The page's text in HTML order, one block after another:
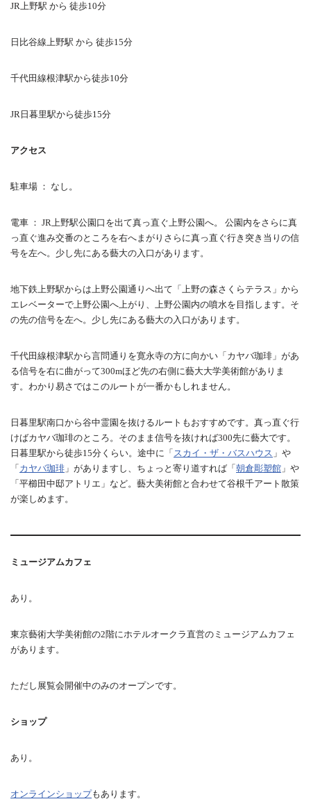
JR上野駅 から 徒歩10分
日比谷線上野駅 から 徒歩15分
千代田線根津駅から徒歩10分
JR日暮里駅から徒歩15分
アクセス
駐車場 ： なし。
電車 ： JR上野駅公園口を出て真っ直ぐ上野公園へ。 公園内をさらに真
っ直ぐ進み交番のところを右へまがりさらに真っ直ぐ行き突き当りの信
号を左へ。少し先にある藝大の入口があります。
地下鉄上野駅からは上野公園通りへ出て「上野の森さくらテラス」から
エレベーターで上野公園へ上がり、上野公園内の噴水を目指します。そ
の先の信号を左へ。少し先にある藝大の入口があります。
千代田線根津駅から言問通りを寛永寺の方に向かい「カヤバ珈琲」があ
る信号を右に曲がって300mほど先の右側に藝大大学美術館がありま
す。わかり易さではこのルートが一番かもしれません。
日暮里駅南口から谷中霊園を抜けるルートもおすすめです。真っ直ぐ行
けばカヤバ珈琲のところ。そのまま信号を抜ければ300先に藝大です。
日暮里駅から徒歩15分くらい。途中に「 スカイ・ザ・バスハウス 」や
「 カヤバ珈琲 」がありますし、ちょっと寄り道すれば「 朝倉彫塑館 」や
「平櫛田中邸アトリエ」など。藝大美術館と合わせて谷根千アート散策
が楽しめます。
ミュージアムカフェ
あり。
東京藝術大学美術館の2階にホテルオークラ直営のミュージアムカフェ
があります。
ただし展覧会開催中のみのオープンです。
ショップ
あり。
オンラインショップもあります。